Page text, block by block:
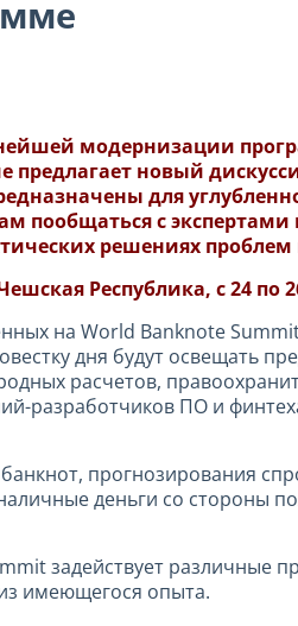
модернизации
новый
для
пообщаться с
решениях проблем
Республика, с 24 по
на World Banknote
дня будут освещать
расчетов,
разработчиков ПО и
прогнозирования
деньги со стороны
задействует различные
имеющегося опыта.